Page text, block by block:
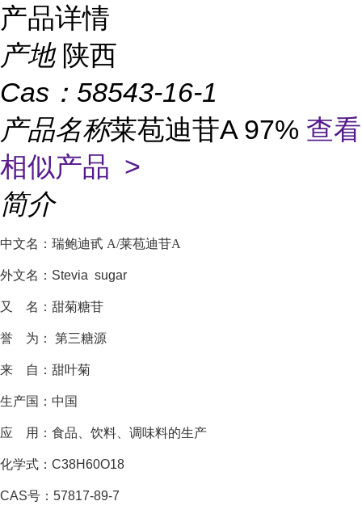
产品详情
产地 陕西
Cas： 58543-16-1
产品名称莱苞迪苷A 97% 查看
相似产品 >
简介
中文名： 瑞鲍迪甙 A/莱苞迪苷A
外文名：Stevia sugar
又 名：甜菊糖苷
誉 为： 第三糖源
来 自：甜叶菊
生产国：中国
应 用：食品、饮料、调味料的生产
化学式：C38H60O18
CAS号：57817-89-7